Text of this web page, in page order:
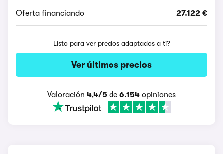
Oferta financiando 27.122 €
Listo para ver precios adaptados a ti?
Ver últimos precios
Valoración 4,4/5 de 6.154 opiniones